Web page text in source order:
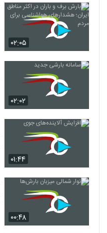
۰۲:۰۵
۰۲:۰۲
۰۱:۴۴
۰۰:۴۸